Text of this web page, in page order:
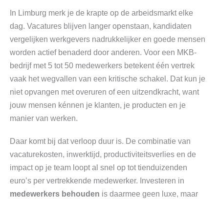
In Limburg merk je de krapte op de arbeidsmarkt elke
dag. Vacatures blijven langer openstaan, kandidaten
vergelijken werkgevers nadrukkelijker en goede mensen
worden actief benaderd door anderen. Voor een MKB-
bedrijf met 5 tot 50 medewerkers betekent één vertrek
vaak het wegvallen van een kritische schakel. Dat kun je
niet opvangen met overuren of een uitzendkracht, want
jouw mensen kénnen je klanten, je producten en je
manier van werken.
Daar komt bij dat verloop duur is. De combinatie van
vacaturekosten, inwerktijd, productiviteitsverlies en de
impact op je team loopt al snel op tot tienduizenden
euro’s per vertrekkende medewerker. Investeren in
medewerkers behouden is daarmee geen luxe, maar